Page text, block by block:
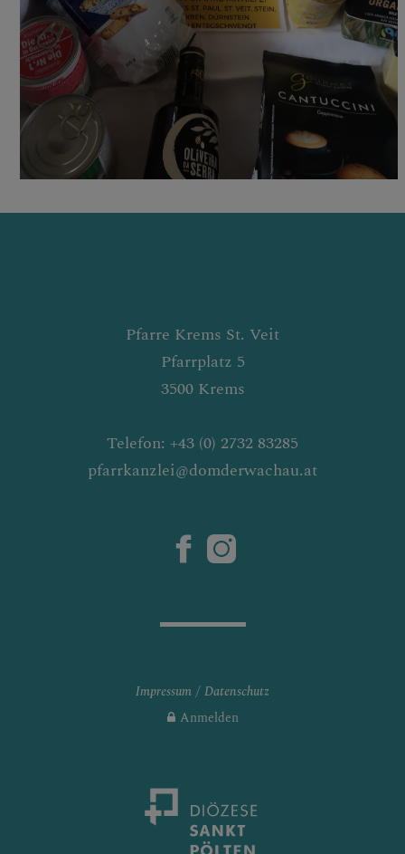
Pfarre Krems St. Veit
Pfarrplatz 5
3500 Krems
Telefon: +43 (0) 2732 83285
pfarrkanzlei@domderwachau.at
Impressum
Datenschutz
Anmelden